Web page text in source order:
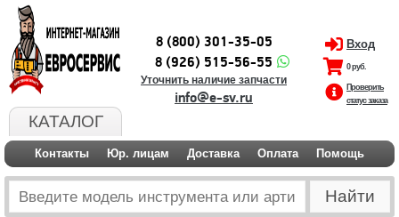
КАТАЛОГ
8 (800) 301-35-05
8 (926) 515-56-55
Уточнить наличие запчасти
info@e-sv.ru
Вход
0 руб.
Проверить
статус заказа
Контакты Юр. лицам Доставка Оплата Помощь